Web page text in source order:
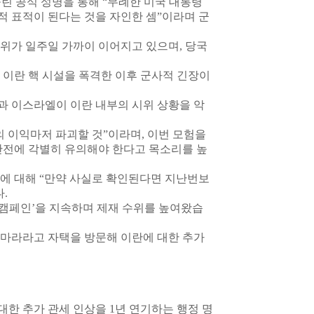
표적이 된다는 것을 자인한 셈”이라며 군
가 일주일 가까이 이어지고 있으며, 당국
란 핵 시설을 폭격한 이후 군사적 긴장이
이스라엘이 이란 내부의 시위 상황을 악
이익마저 파괴할 것”이라며, 이번 모험을
에 각별히 유의해야 한다고 목소리를 높
대해 “만약 사실로 확인된다면 지난번보
.
페인’을 지속하며 제재 수위를 높여왔습
라라고 자택을 방문해 이란에 대한 추가
한 추가 관세 인상을 1년 연기하는 행정 명